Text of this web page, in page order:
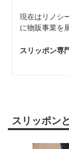
現在はリノシ
に物販事業を
スリッポン専
スリッポン